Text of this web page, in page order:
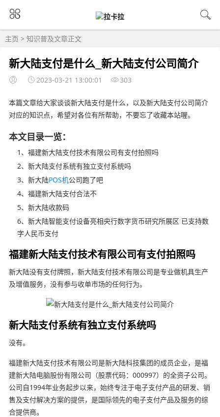
主页 > 知识普及文章正文
新大陆支付是什么_新大陆支付公司简介
2023-03-21 13:00:01 303
本篇文章给大家谈谈新大陆支付是什么，以及新大陆支付公司简介
对应的知识点，希望对各位有所帮助，不要忘了收藏本站喔。
本文目录一览：
1、福建新大陆支付技术有限公司有支付拍照吗
2、新大陆支付系统有独立支付系统吗
3、新大陆POS机公司跑了吧
4、福建新大陆支付合法不
5、新大陆收款码
6、新大陆智能支付设备亮相央行数字货币研究所展区 已支持数
字人民币支付
福建新大陆支付技术有限公司有支付拍照吗
新大陆没有支付牌照，新大陆支付技术有限公司是专业做机具生产
及增值服务，没有参与收单市场的任何行为。
新大陆支付系统有独立支付系统吗
没有。
福建新大陆支付技术有限公司是新大陆科技集团的成员企业，是福
建新大陆电脑股份有限公司（股票代码：000997）的全资子公司。
公司自1994年业务起步以来，始终专注于电子支付产品的研发、销
售及支付解决方案的提供，是国际领先的电子支付产品及服务的综
合提供商。